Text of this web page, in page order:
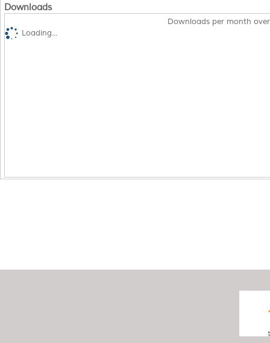
Downloads
Downloads per month
Loading...